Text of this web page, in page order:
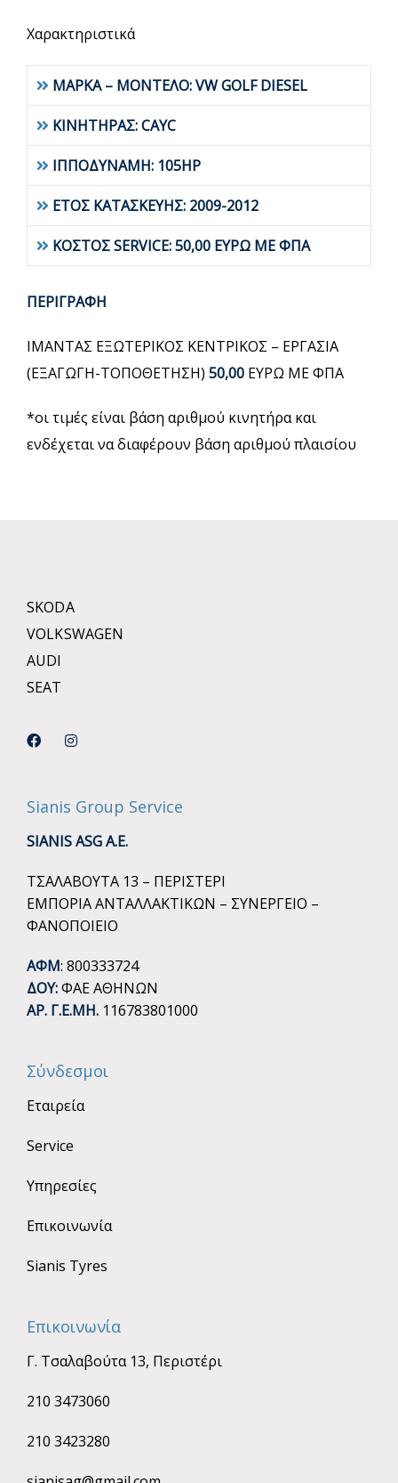
Χαρακτηριστικά
ΜΑΡΚΑ – ΜΟΝΤΕΛΟ: VW GOLF DIESEL
ΚΙΝΗΤΗΡΑΣ: CAYC
ΙΠΠΟΔΥΝΑΜΗ: 105HP
ΕΤΟΣ ΚΑΤΑΣΚΕΥΗΣ: 2009-2012
ΚΟΣΤΟΣ SERVICE: 50,00 ΕΥΡΩ ΜΕ ΦΠΑ
ΠΕΡΙΓΡΑΦΗ
ΙΜΑΝΤΑΣ ΕΞΩΤΕΡΙΚΟΣ ΚΕΝΤΡΙΚΟΣ – ΕΡΓΑΣΙΑ
(ΕΞΑΓΩΓΗ-ΤΟΠΟΘΕΤΗΣΗ) 50,00 ΕΥΡΩ ΜΕ ΦΠΑ
*οι τιμές είναι βάση αριθμού κινητήρα και
ενδέχεται να διαφέρουν βάση αριθμού πλαισίου
SKODA
VOLKSWAGEN
AUDI
SEAT
Sianis Group Service
SIANIS ASG A.E.
ΤΣΑΛΑΒΟΥΤΑ 13 – ΠΕΡΙΣΤΕΡΙ
ΕΜΠΟΡΙΑ ΑΝΤΑΛΛΑΚΤΙΚΩΝ – ΣΥΝΕΡΓΕΙΟ –
ΦΑΝΟΠΟΙΕΙΟ
ΑΦΜ: 800333724
ΔΟΥ:ΦΑΕ ΑΘΗΝΩΝ
ΑΡ. Γ.Ε.ΜΗ. 116783801000
Σύνδεσμοι
Εταιρεία
Service
Υπηρεσίες
Επικοινωνία
Sianis Tyres
Επικοινωνία
Γ. Τσαλαβούτα 13, Περιστέρι
210 3473060
210 3423280